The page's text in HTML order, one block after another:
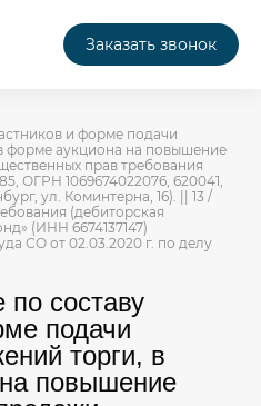
Заказать звонок
и форме подачи
форме аукциона на повышение
прав требования
ОГРН 1069674022076, 620041,
ул. Коминтерна, 16). || 13 /
(дебиторская
(ИНН 6674137147)
СО от 02.03.2020 г. по делу
составу
подачи
торги, в
повышение